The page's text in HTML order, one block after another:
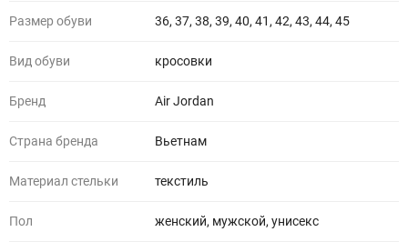
Размер обуви 36, 37, 38, 39, 40, 41, 42, 43, 44, 45
Вид обуви кросовки
Бренд Air Jordan
Страна бренда Вьетнам
Материал стельки текстиль
Пол женский, мужской, унисекс